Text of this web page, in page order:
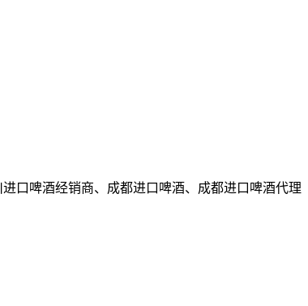
口啤酒经销商、成都进口啤酒、成都进口啤酒代理